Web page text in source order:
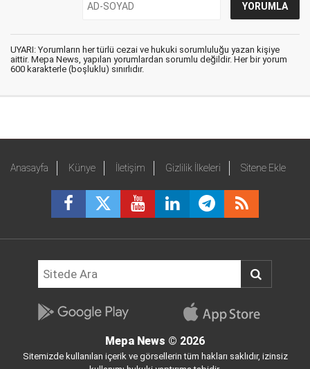
UYARI: Yorumların her türlü cezai ve hukuki sorumluluğu yazan kişiye
aittir. Mepa News, yapılan yorumlardan sorumlu değildir. Her bir yorum
600 karakterle (boşluklu) sınırlıdır.
Anasayfa Künye İletişim Gizlilik İlkeleri Sitene Ekle
Mepa News © 2026
Sitemizde kullanılan içerik ve görsellerin tüm hakları saklıdır, izinsiz